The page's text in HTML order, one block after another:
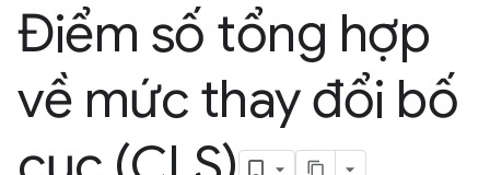
Điểm số tổng hợp
về mức thay đổi bố